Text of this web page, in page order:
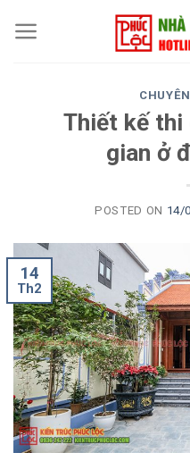
Thiết kế thi
gian ở
POSTED ON 14/
14
Th2